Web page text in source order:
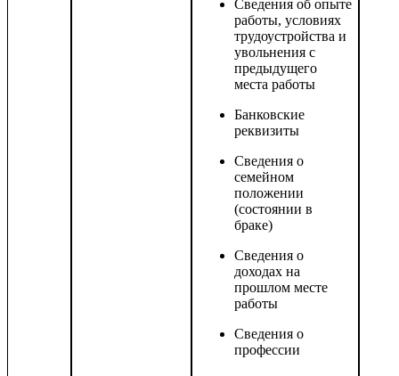
Сведения об опыте
работы, условиях
трудоустройства и
увольнения с
предыдущего
места работы
Банковские
реквизиты
Сведения о
семейном
положении
(состоянии в
браке)
Сведения о
доходах на
прошлом месте
работы
Сведения о
профессии